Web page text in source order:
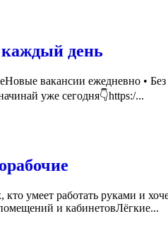
каждый день
вакансии ежедневно • Без
уже сегодня👇https:/...
кто умеет работать руками и
и кабинетовЛёгкие...